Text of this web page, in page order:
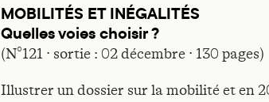
MOBILITÉS ET INÉGALITÉS
Quelles voies choisir ?
(N°121 · sortie : 02 décembre · 130 pages)
Illustrer un dossier sur la mobilité et en